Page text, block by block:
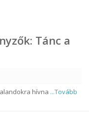
Tánc a
hívna ...Tovább